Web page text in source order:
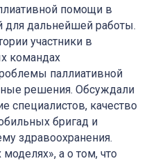
помощи в
для дальнейшей работы.
участники в
командах
паллиативной
решения. Обсуждали
специалистов, качество
бригад и
здравоохранения.
а о том, что